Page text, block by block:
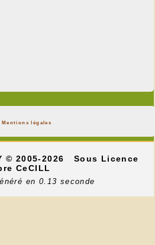
Mentions légales
© 2005-2026
Sous Licence
CeCILL
en 0.13 seconde